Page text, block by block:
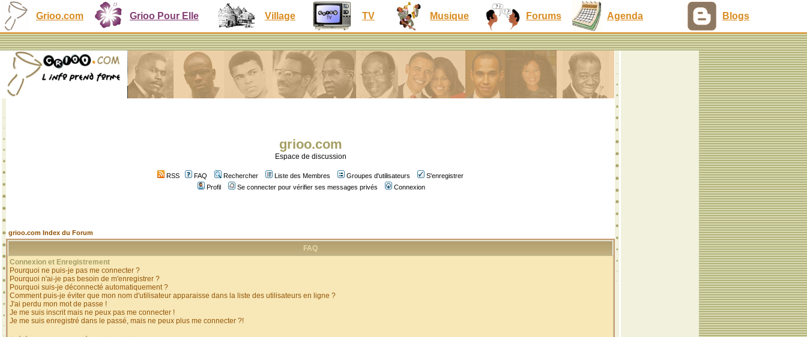
Grioo.com Grioo Pour Elle Village TV Musique Forums Agenda Blogs
grioo.com
Espace de discussion
RSS FAQ Rechercher Liste des Membres Groupes d'utilisateurs
S'enregistrer
Profil
Se connecter pour vérifier ses messages privés Connexion
grioo.com Index du Forum
FAQ
Connexion et Enregistrement
Pourquoi ne puis-je pas me connecter ?
Pourquoi n'ai-je pas besoin de m'enregistrer ?
Pourquoi suis-je déconnecté automatiquement ?
Comment puis-je éviter que mon nom d'utilisateur apparaisse dans la liste des utilisateurs en ligne ?
J'ai perdu mon mot de passe !
Je me suis inscrit mais ne peux pas me connecter !
Je me suis enregistré dans le passé, mais ne peux plus me connecter ?!